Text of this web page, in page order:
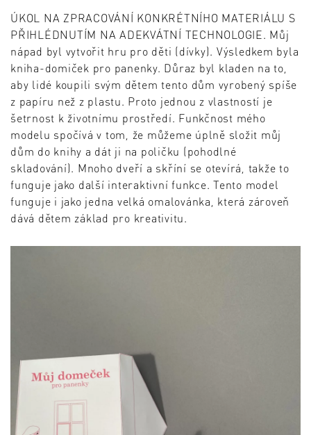
ÚKOL NA ZPRACOVÁNÍ KONKRÉTNÍHO MATERIÁLU S
PŘIHLÉDNUTÍM NA ADEKVÁTNÍ TECHNOLOGIE. Můj
nápad byl vytvořit hru pro děti (dívky). Výsledkem byla
kniha-domiček pro panenky. Důraz byl kladen na to,
aby lidé koupili svým dětem tento dům vyrobený spíše
z papíru než z plastu. Proto jednou z vlastností je
šetrnost k životnímu prostředí. Funkčnost mého
modelu spočívá v tom, že můžeme úplně složit můj
dům do knihy a dát ji na poličku (pohodlné
skladování). Mnoho dveří a skříní se otevírá, takže to
funguje jako další interaktivní funkce. Tento model
funguje i jako jedna velká omalovánka, která zároveň
dává dětem základ pro kreativitu.